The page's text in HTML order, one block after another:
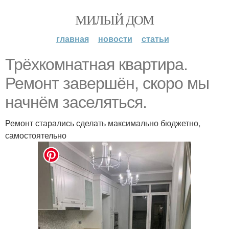
МИЛЫЙ ДОМ
главная новости статьи
Трёхкомнатная квартира.
Ремонт завершён, скоро мы
начнём заселяться.
Ремонт старались сделать максимально бюджетно,
самостоятельно